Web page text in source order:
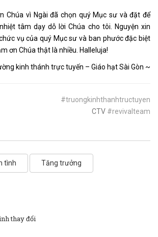
vì Ngài đã chọn quý Mục sư và đặt để
tâm dạy dỗ lời Chúa cho tôi. Nguyện xin
vụ của quý Mục sư và ban phước đặc biệt
ơn Chúa thật là nhiều. Halleluja!
kinh thánh trực tuyến – Giáo hạt Sài Gòn ~
#truongkinhthanhtructuyen
CTV #revivalteam
tình Tăng trưởng
thay đổi